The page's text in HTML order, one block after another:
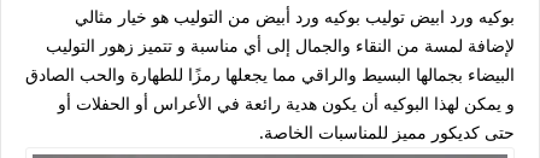
بوكيه ورد ابيض توليب بوكيه ورد أبيض من التوليب هو خيار مثالي
لإضافة لمسة من النقاء والجمال إلى أي مناسبة و تتميز زهور التوليب
البيضاء بجمالها البسيط والراقي مما يجعلها رمزًا للطهارة والحب الصادق
و يمكن لهذا البوكيه أن يكون هدية رائعة في الأعراس أو الحفلات أو
حتى كديكور مميز للمناسبات الخاصة.